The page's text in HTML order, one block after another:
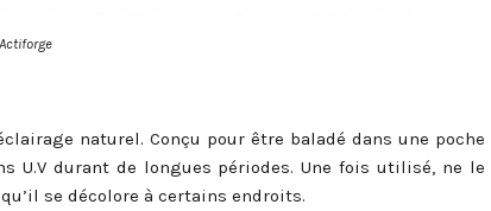
naturel. Conçu pour être baladé dans une poche
U.V durant de longues périodes. Une fois utilisé, ne le
se décolore à certains endroits.